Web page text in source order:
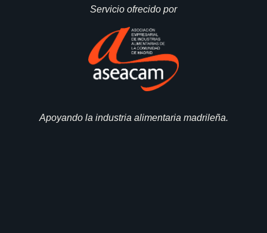
Servicio ofrecido por
Apoyando la industria alimentaria madrileña.